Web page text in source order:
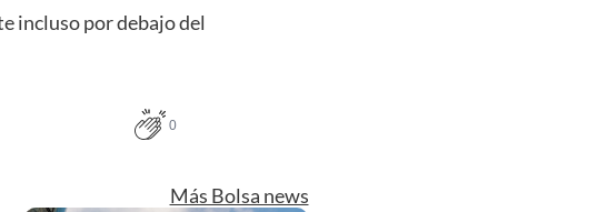
incluso por debajo del
0
Más Bolsa news